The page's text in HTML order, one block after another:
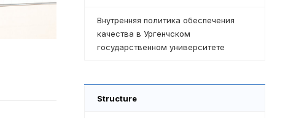
Внутренняя политика обеспечения
качества в Ургенчском
государственном университете
Structure